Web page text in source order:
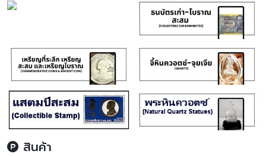
สินค้า